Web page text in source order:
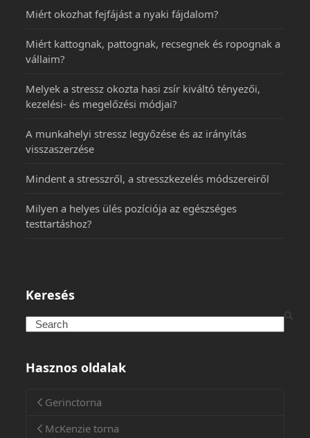
Miért okozhat fejfájást a nyaki fájdalom?
Miért kattognak, pattognak, recsegnek és ropognak a
vállaim?
Melyek a stressz okozta hasi zsír kiváltó tényezői,
kezelési- és megelőzési módjai?
A munkahelyi stressz legyőzése és az irányítás
visszaszerzése
Mindent a stresszről, a stresszkezelés módszereiről
Milyen a helyes ülés pozíciója az egészséges
testtartáshoz?
Keresés
Hasznos oldalak
Gerinctorna
McKenzie torna